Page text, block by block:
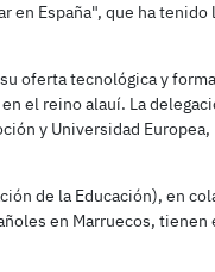
España", que ha
oferta tecnológica y
el reino alauí. La
y Universidad Europea,
de la Educación), en
en Marruecos,